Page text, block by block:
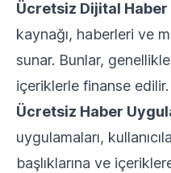
Ücretsiz Dijital
kaynağı, haberleri ve
sunar. Bunlar,
içeriklerle finanse edilir.
Ücretsiz Haber
uygulamaları,
başlıklarına ve